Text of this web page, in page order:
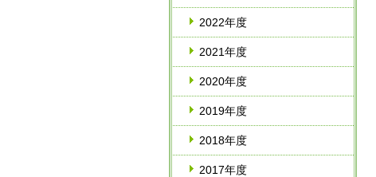
2022年度
2021年度
2020年度
2019年度
2018年度
2017年度